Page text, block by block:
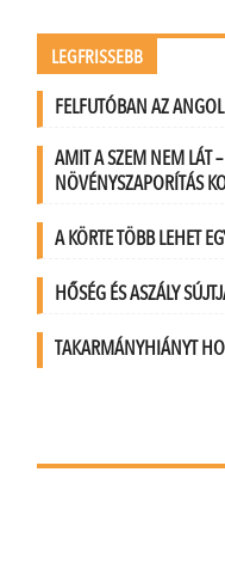
LEGFRISSEBB
FELFUTÓBAN AZ
AMIT A SZEM NEM LÁT
NÖVÉNYSZAPORÍTÁS
A KÖRTE TÖBB LEHET
HŐSÉG ÉS ASZÁLY
TAKARMÁNYHIÁNYT